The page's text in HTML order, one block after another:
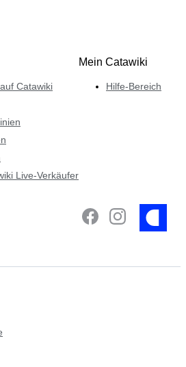
Catawiki
Live-Verkäufer
Mein Catawiki
Hilfe-Bereich